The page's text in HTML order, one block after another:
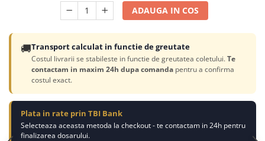
ADAUGA IN COS
🚚Transport calculat in functie de greutate
Costul livrarii se stabileste in functie de greutatea coletului.Te
contactam in maxim 24h dupa comanda pentru a confirma
costul exact.
Plata in rate prin TBI Bank
Selecteaza aceasta metoda la checkout - te contactam in 24h pentru
finalizarea dosarului.